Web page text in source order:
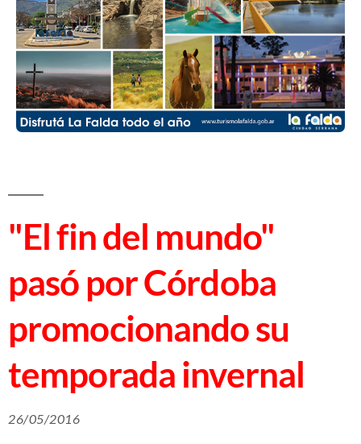
"El fin del mundo"
pasó por Córdoba
promocionando su
temporada invernal
26/05/2016